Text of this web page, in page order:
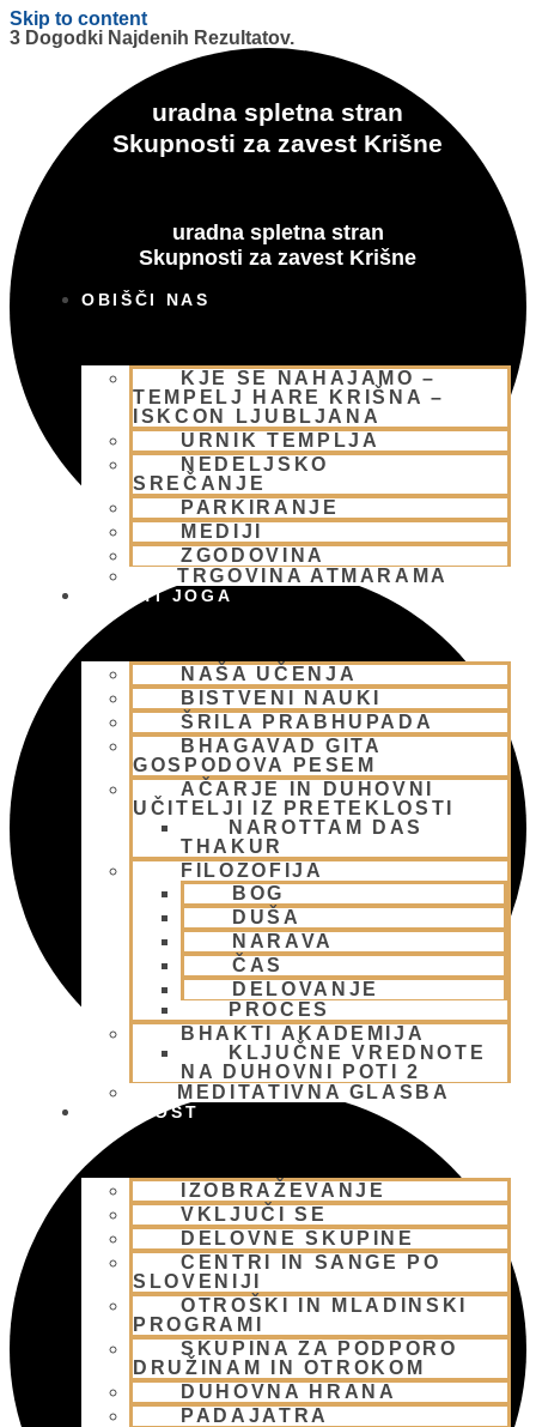
Skip to content
uradna spletna stran
Skupnosti za zavest Krišne
uradna spletna stran
Skupnosti za zavest Krišne
OBIŠČI NAS
KJE SE NAHAJAMO –
TEMPELJ HARE KRIŠNA –
ISKCON LJUBLJANA
URNIK TEMPLJA
NEDELJSKO
SREČANJE
PARKIRANJE
MEDIJI
ZGODOVINA
TRGOVINA ATMARAMA
BHAKTI JOGA
NAŠA UČENJA
BISTVENI NAUKI
ŠRILA PRABHUPADA
BHAGAVAD GITA
GOSPODOVA PESEM
AČARJE IN DUHOVNI
UČITELJI IZ PRETEKLOSTI
NAROTTAM DAS
THAKUR
FILOZOFIJA
BOG
DUŠA
NARAVA
ČAS
DELOVANJE
PROCES
BHAKTI AKADEMIJA
KLJUČNE VREDNOTE
NA DUHOVNI POTI 2
MEDITATIVNA GLASBA
SKUPNOST
IZOBRAŽEVANJE
VKLJUČI SE
DELOVNE SKUPINE
CENTRI IN SANGE PO
SLOVENIJI
OTROŠKI IN MLADINSKI
PROGRAMI
SKUPINA ZA PODPORO
DRUŽINAM IN OTROKOM
DUHOVNA HRANA
PADAJATRA
3 Dogodki Najdenih Rezultatov.